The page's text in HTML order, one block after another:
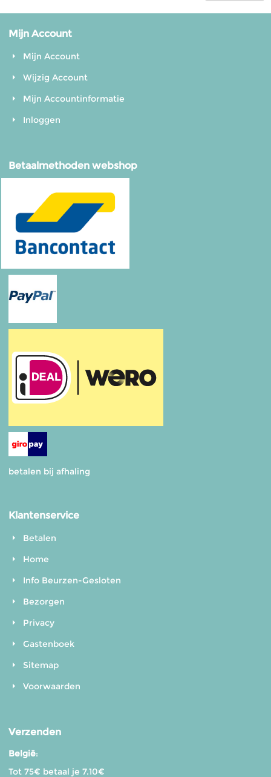
Mijn Account
Mijn Account
Wijzig Account
Mijn Accountinformatie
Inloggen
Betaalmethoden webshop
betalen bij afhaling
Klantenservice
Betalen
Home
Info Beurzen-Gesloten
Bezorgen
Privacy
Gastenboek
Sitemap
Voorwaarden
Verzenden
België:
Tot 75€ betaal je 7.10€